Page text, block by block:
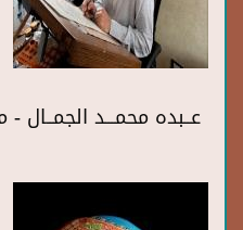
عــبده محمـــد الجمــال